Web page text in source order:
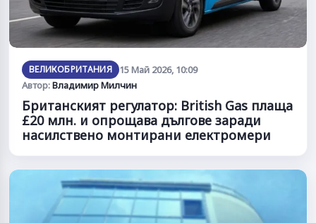
ВЕЛИКОБРИТАНИЯ
15 Май 2026, 10:09
Автор:Владимир Милчин
Британският регулатор: British Gas плаща
£20 млн. и опрощава дългове заради
насилствено монтирани електромери